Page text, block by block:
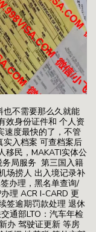
也不需要那么久就能
效身份证件和 个人资
速度最快的了，不管
实入档案 可查档案后
移民，MAKATI实体公
局服务 第三国入籍
场捞人 出入境记录补
办理，黑名单查询/
理 ACR I-CARD 更
签逾期罚款处理 退休
通部LTO：汽车年检
办 驾驶证更新 等房